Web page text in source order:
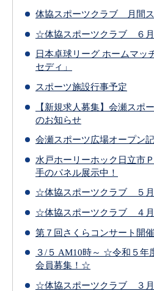
体協スポーツクラブ 月間
☆体協スポーツクラブ ６
日本卓球リーグ ホームマッ
セディ」
スポーツ施設行事予定
【新規求人募集】会瀬スポ
のお知らせ
会瀬スポーツ広場オープン
水戸ホーリーホック日立市
手のパネル展示中！
☆体協スポーツクラブ ５
☆体協スポーツクラブ ４
第７回さくらコンサート開催
３/５ AM10時～ ☆令和５年
会員募集！☆
☆体協スポーツクラブ ３